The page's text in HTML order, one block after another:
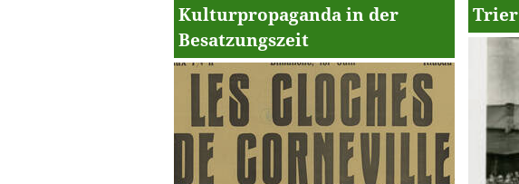
Kulturpropaganda in der
Besatzungszeit
Trier